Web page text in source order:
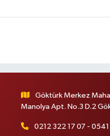
Göktürk Merkez
Manolya Apt. No.3 D.2
0212 322 17 07 -